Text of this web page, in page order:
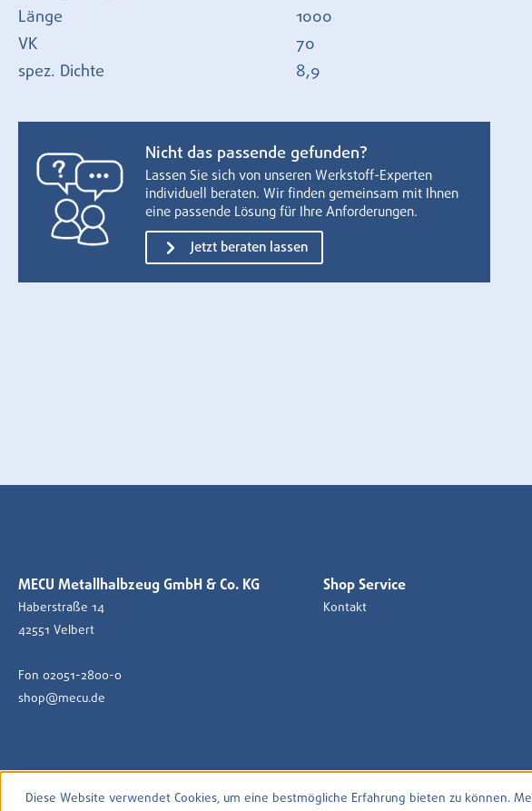
Länge
1000
VK
70
spez. Dichte
8,9
Nicht das passende gefunden?
Lassen Sie sich von unseren Werkstoff-Experten
individuell beraten. Wir finden gemeinsam mit Ihnen
eine passende Lösung für Ihre Anforderungen.
Jetzt beraten lassen
MECU Metallhalbzeug GmbH & Co. KG
Haberstraße 14
42551 Velbert
Fon 02051-2800-0
shop@mecu.de
Shop Service
Kontakt
Diese Website verwendet Cookies, um eine bestmögliche Erfahrung bieten zu können.